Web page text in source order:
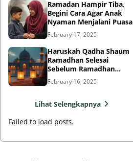
Ramadan Hampir Tiba,
Begini Cara Agar Anak
Nyaman Menjalani Puasa
February 17, 2025
Haruskah Qadha Shaum
Ramadhan Selesai
Sebelum Ramadhan
Berikutnya?
February 16, 2025
Lihat Selengkapnya
Failed to load posts.